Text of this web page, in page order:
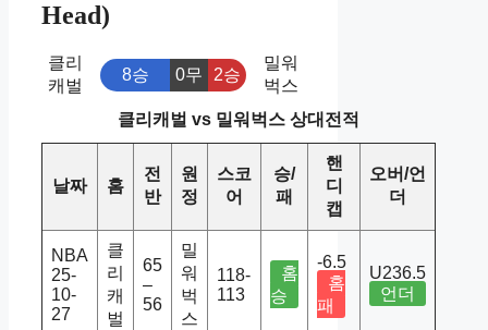
Head)
클리
캐벌
8승 0무 2승
밀워
벅스
클리캐벌 vs 밀워벅스 상대전적
날짜 홈
전
반
원
정
스코
어
승/
패
핸
디
캡
오버/언
더
NBA
25-
10-
27
클
리
캐
벌
65
–
56
밀
워
벅
스
118-
113
홈
승
-6.5
홈
패
U236.5
언더